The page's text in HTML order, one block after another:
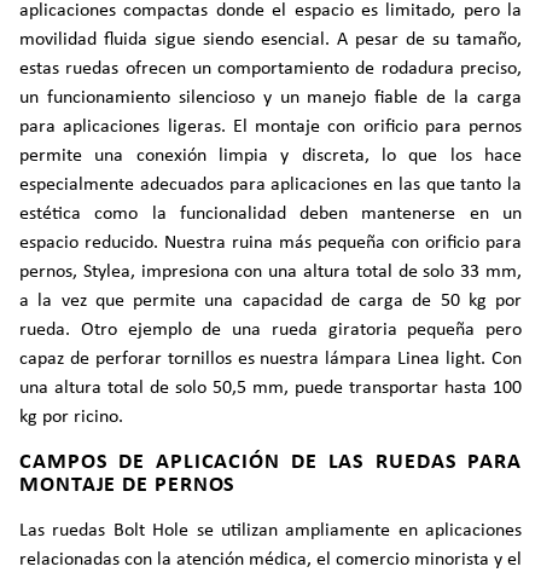
aplicaciones compactas donde el espacio es limitado, pero la
movilidad fluida sigue siendo esencial. A pesar de su tamaño,
estas ruedas ofrecen un comportamiento de rodadura preciso,
un funcionamiento silencioso y un manejo fiable de la carga
para aplicaciones ligeras. El montaje con orificio para pernos
permite una conexión limpia y discreta, lo que los hace
especialmente adecuados para aplicaciones en las que tanto la
estética como la funcionalidad deben mantenerse en un
espacio reducido. Nuestra ruina más pequeña con orificio para
pernos, Stylea, impresiona con una altura total de solo 33 mm,
a la vez que permite una capacidad de carga de 50 kg por
rueda. Otro ejemplo de una rueda giratoria pequeña pero
capaz de perforar tornillos es nuestra lámpara Linea light. Con
una altura total de solo 50,5 mm, puede transportar hasta 100
kg por ricino.
CAMPOS DE APLICACIÓN DE LAS RUEDAS PARA
MONTAJE DE PERNOS
Las ruedas Bolt Hole se utilizan ampliamente en aplicaciones
relacionadas con la atención médica, el comercio minorista y el